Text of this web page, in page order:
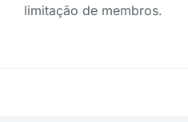
limitação de membros.